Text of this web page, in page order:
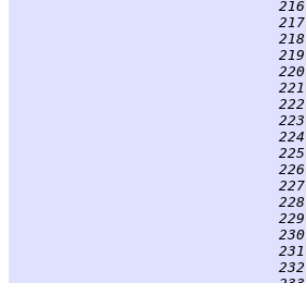
216
217
218
219
220
221
222
223
224
225
226
227
228
229
230
231
232